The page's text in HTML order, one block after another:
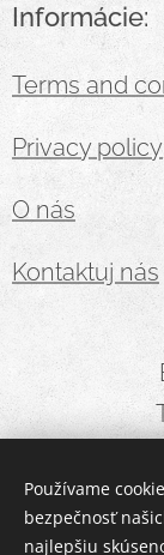
Informácie:
Terms and
Privacy policy
O nás
Kontaktuj nás
Používame
bezpečnosť
najlepšiu